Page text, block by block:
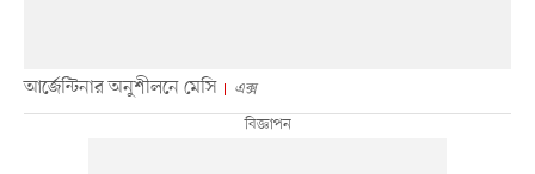
আর্জেন্টিনার অনুশীলনে মেসি এক্স